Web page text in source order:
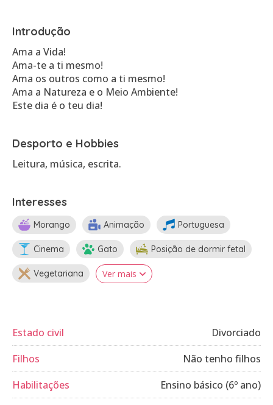
Introdução
Ama a Vida!
Ama-te a ti mesmo!
Ama os outros como a ti mesmo!
Ama a Natureza e o Meio Ambiente!
Desporto e Hobbies
Leitura, música, escrita.
Interesses
Morango Animação Portuguesa
Cinema Gato Posição de dormir fetal
Vegetariana Ver mais
Estado civil
Divorciado
Filhos
Não tenho filhos
Habilitações
Ensino básico (6º ano)